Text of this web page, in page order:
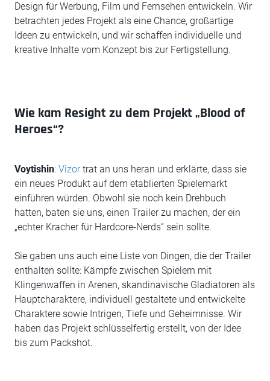
Design für Werbung, Film und Fernsehen entwickeln. Wir
betrachten jedes Projekt als eine Chance, großartige
Ideen zu entwickeln, und wir schaffen individuelle und
kreative Inhalte vom Konzept bis zur Fertigstellung.
Wie kam Resight zu dem Projekt „Blood of
Heroes“?
Voytishin: Vizortrat an uns heran und erklärte, dass sie
ein neues Produkt auf dem etablierten Spielemarkt
einführen würden. Obwohl sie noch kein Drehbuch
hatten, baten sie uns, einen Trailer zu machen, der ein
„echter Kracher für Hardcore-Nerds“ sein sollte.
Sie gaben uns auch eine Liste von Dingen, die der Trailer
enthalten sollte: Kämpfe zwischen Spielern mit
Klingenwaffen in Arenen, skandinavische Gladiatoren als
Hauptcharaktere, individuell gestaltete und entwickelte
Charaktere sowie Intrigen, Tiefe und Geheimnisse. Wir
haben das Projekt schlüsselfertig erstellt, von der Idee
bis zum Packshot.